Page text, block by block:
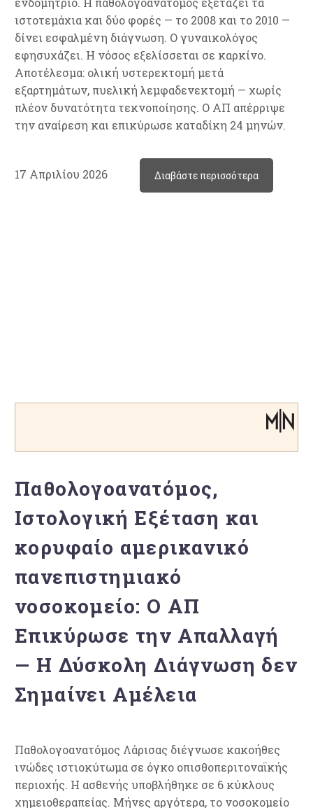
ιστοτεμάχια και δύο φορές — το 2008 και το 2010 —
δίνει εσφαλμένη διάγνωση. Ο γυναικολόγος
εφησυχάζει. Η νόσος εξελίσσεται σε καρκίνο.
Αποτέλεσμα: ολική υστερεκτομή μετά
εξαρτημάτων, πυελική λεμφαδενεκτομή — χωρίς
πλέον δυνατότητα τεκνοποίησης. Ο ΑΠ απέρριψε
την αναίρεση και επικύρωσε καταδίκη 24 μηνών.
17 Απριλίου 2026 Διαβάστε περισσότερα
Παθολογοανατόμος,
Ιστολογική Εξέταση και
κορυφαίο αμερικανικό
πανεπιστημιακό
νοσοκομείο: Ο ΑΠ
Επικύρωσε την Απαλλαγή
— Η Δύσκολη Διάγνωση δεν
Σημαίνει Αμέλεια
Παθολογοανατόμος Λάρισας διέγνωσε κακοήθες
ινώδες ιστιοκύτωμα σε όγκο οπισθοπεριτοναϊκής
περιοχής. Η ασθενής υποβλήθηκε σε 6 κύκλους
χημειοθεραπείας. Μήνες αργότερα, το νοσοκομείο